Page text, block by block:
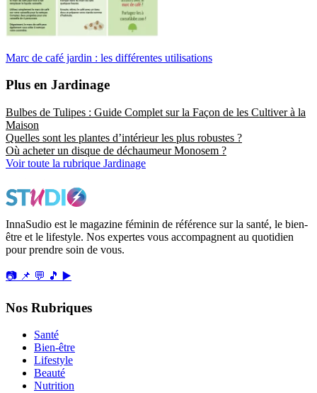
Marc de café jardin : les différentes utilisations
Plus en Jardinage
Bulbes de Tulipes : Guide Complet sur la Façon de les Cultiver à la
Maison
Quelles sont les plantes d’intérieur les plus robustes ?
Où acheter un disque de déchaumeur Monosem ?
Voir toute la rubrique Jardinage
InnaSudio est le magazine féminin de référence sur la santé, le bien-
être et le lifestyle. Nos expertes vous accompagnent au quotidien
pour prendre soin de vous.
📷 📌 💬 🎵 ▶️
Nos Rubriques
Santé
Bien-être
Lifestyle
Beauté
Nutrition